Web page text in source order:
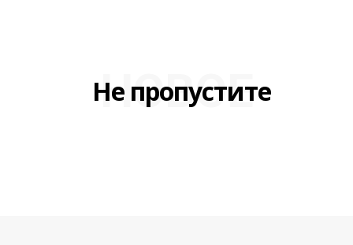
Не пропустите
НОВОЕ